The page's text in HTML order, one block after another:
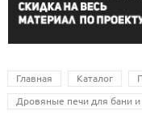
Главная Каталог
Дровяные печи для бани и